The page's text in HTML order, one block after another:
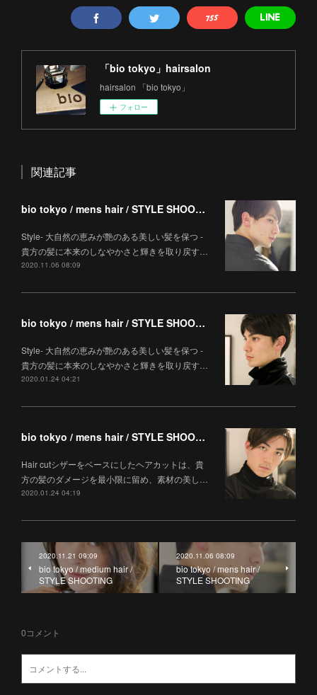
「bio tokyo」hairsalon
hairsalon 「bio tokyo」
フォロー
関連記事
bio tokyo / mens hair / STYLE SHOOTING
Style- 大自然の恵みが艶のある美しい髪を保つ -
貴方の髪に本来のしなやかさと輝きを取り戻す…
2020.11.06 08:09
bio tokyo / mens hair / STYLE SHOOTING
Style- 大自然の恵みが艶のある美しい髪を保つ -
貴方の髪に本来のしなやかさと輝きを取り戻す…
2020.01.24 04:21
bio tokyo / mens hair / STYLE SHOOTING
Hair cutシザーをベースにしたヘアカットは、貴
方の髪のダメージを最小限に留め、素材の美し…
2020.01.24 04:19
2020.11.21 09:09
bio tokyo / medium hair /
STYLE SHOOTING
2020.11.06 08:09
bio tokyo / mens hair /
STYLE SHOOTING
0コメント